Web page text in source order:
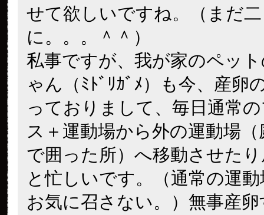
せて欲しいですね。（まだ
に。。。＾＾）
私事ですが、我が家のペッ
ゃん（ﾐﾄﾞﾘｶﾞﾒ）も今、産卵
っておりまして、毎日通常
ス＋運動場から外の運動場
で囲った所）へ移動させた
と忙しいです。（通常の運
お気に召さない。）無事産